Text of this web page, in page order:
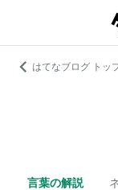
はてなブログ トッ
言葉の解説